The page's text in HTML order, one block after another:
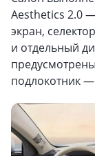
Aesthetics 2.0
экран,
и отдельный
подлокотник